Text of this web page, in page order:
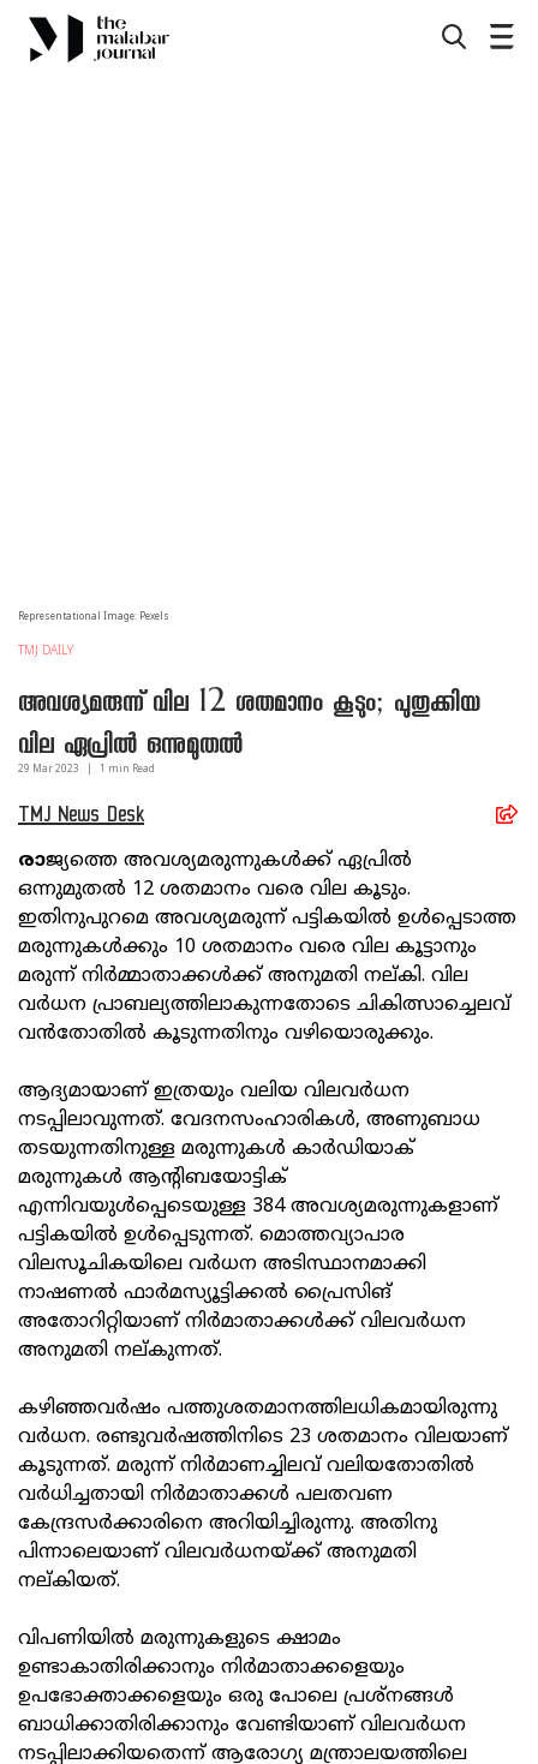
Representational Image: Pexels
TMJ DAILY
അവശ്യമരുന്ന് വില 12 ശതമാനം കൂടും; പുതുക്കിയ
വില ഏപ്രിൽ ഒന്നുമുതൽ
29 Mar 2023 1 min Read
TMJ News Desk
രാജ്യത്തെ അവശ്യമരുന്നുകൾക്ക് ഏപ്രിൽ
ഒന്നുമുതൽ 12 ശതമാനം വരെ വില കൂടും.
ഇതിനുപുറമെ അവശ്യമരുന്ന് പട്ടികയിൽ ഉൾപ്പെടാത്ത
മരുന്നുകൾക്കും 10 ശതമാനം വരെ വില കൂട്ടാനും
മരുന്ന് നിർമ്മാതാക്കൾക്ക് അനുമതി നല്കി. വില
വർധന പ്രാബല്യത്തിലാകുന്നതോടെ ചികിത്സാച്ചെലവ്
വൻതോതിൽ കൂടുന്നതിനും വഴിയൊരുക്കും.
ആദ്യമായാണ് ഇത്രയും വലിയ വിലവർധന
നടപ്പിലാവുന്നത്. വേദനസംഹാരികൾ, അണുബാധ
തടയുന്നതിനുള്ള മരുന്നുകൾ കാർഡിയാക്
മരുന്നുകൾ ആന്റിബയോട്ടിക്
എന്നിവയുൾപ്പെടെയുള്ള 384 അവശ്യമരുന്നുകളാണ്
പട്ടികയിൽ ഉൾപ്പെടുന്നത്. മൊത്തവ്യാപാര
വിലസൂചികയിലെ വർധന അടിസ്ഥാനമാക്കി
നാഷണൽ ഫാർമസ്യൂട്ടിക്കൽ പ്രൈസിങ്
അതോറിറ്റിയാണ് നിർമാതാക്കൾക്ക് വിലവർധന
അനുമതി നല്കുന്നത്.
കഴിഞ്ഞവർഷം പത്തുശതമാനത്തിലധികമായിരുന്നു
വർധന. രണ്ടുവർഷത്തിനിടെ 23 ശതമാനം വിലയാണ്
കൂടുന്നത്. മരുന്ന് നിർമാണച്ചിലവ് വലിയതോതിൽ
വർധിച്ചതായി നിർമാതാക്കൾ പലതവണ
കേന്ദ്രസർക്കാരിനെ അറിയിച്ചിരുന്നു. അതിനു
പിന്നാലെയാണ് വിലവർധനയ്ക്ക് അനുമതി
നല്കിയത്.
വിപണിയിൽ മരുന്നുകളുടെ ക്ഷാമം
ഉണ്ടാകാതിരിക്കാനും നിർമാതാക്കളെയും
ഉപഭോക്താക്കളെയും ഒരു പോലെ പ്രശ്‌നങ്ങൾ
ബാധിക്കാതിരിക്കാനും വേണ്ടിയാണ് വിലവർധന
നടപ്പിലാക്കിയതെന്ന് ആരോഗ്യ മന്ത്രാലയത്തിലെ